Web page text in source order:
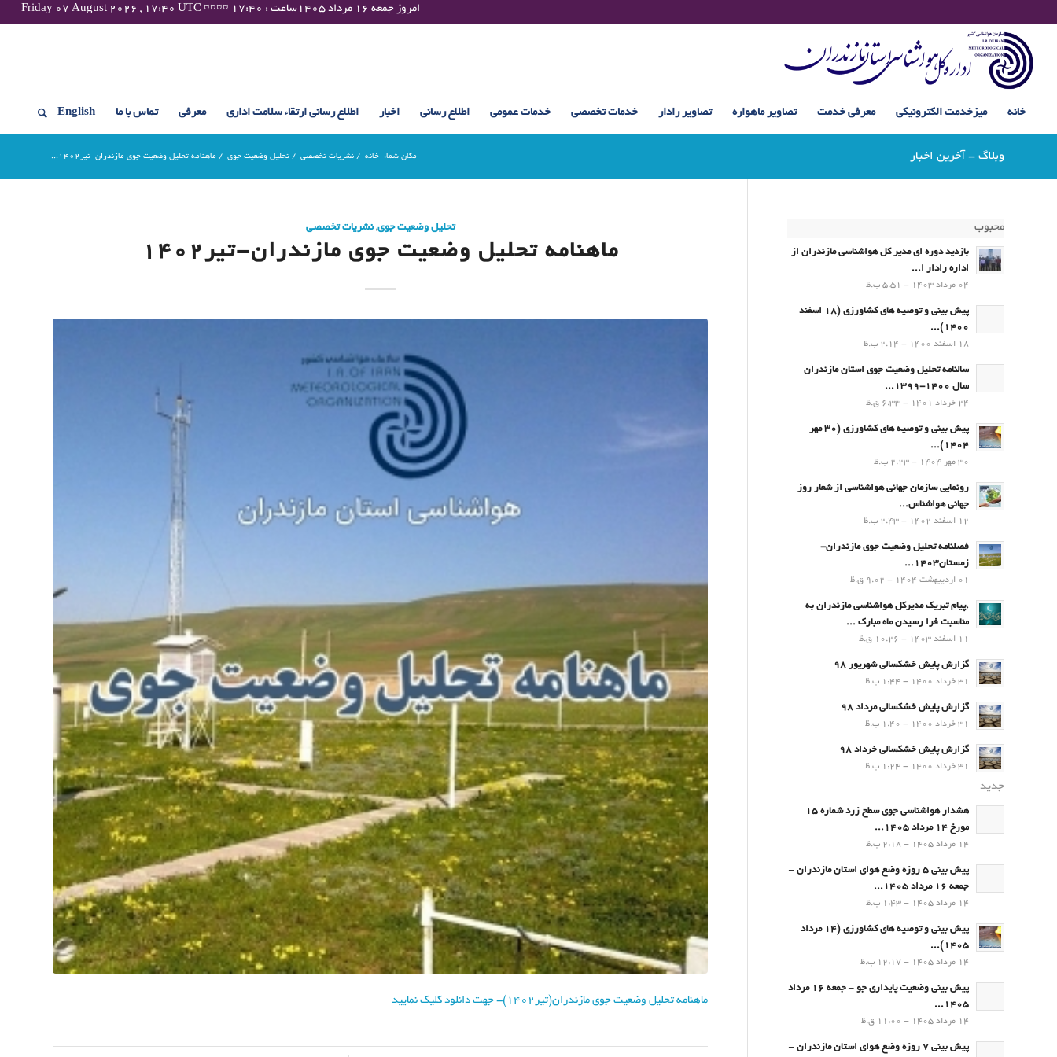
Friday 07 August 2026 , 17:40 UTC ¤¤¤¤ امروز جمعه ۱۶ مرداد ۱۴۰۵ساعت : ۱۷:۴۰
خانه میزخدمت الکترونیکی معرفی خدمت تصاویر ماهواره تصاویر رادار خدمات تخصصی خدمات عمومی اطلاع رسانی اخبار اطلاع رسانی ارتقاء سلامت اداری معرفی تماس با ما English
وبلاگ - آخرین اخبار مکان شما: خانه / نشریات تخصصی / تحلیل وضعیت جوی / ماهنامه تحلیل وضعیت جوی مازندران-تیر۱۴۰۲...
تحلیل وضعیت جوی,نشریات تخصصی
ماهنامه تحلیل وضعیت جوی مازندران-تیر۱۴۰۲
ماهنامه تحلیل وضعیت جوی مازندران(تیر۱۴۰۲)- جهت دانلود کلیک نمایید
محبوب
بازدید دوره ای مدیر کل هواشناسی مازندران از
اداره رادار ا...
04 مرداد 1403 - 5:51 ب.ظ
پیش بینی و توصیه های کشاورزی (18 اسفند
1400)...
18 اسفند 1400 - 2:14 ب.ظ
سالنامه تحلیل وضعیت جوی استان مازندران
سال 1400-1399...
24 خرداد 1401 - 6:33 ق.ظ
پیش بینی و توصیه های کشاورزی (30 مهر
۱۴۰۴)...
30 مهر 1404 - 2:23 ب.ظ
رونمایی سازمان جهانی هواشناسی از شعار روز
جهانی هواشناس...
12 اسفند 1402 - 2:43 ب.ظ
فصلنامه تحلیل وضعیت جوی مازندران-
زمستان۱۴۰۳...
01 اردیبهشت 1404 - 9:02 ق.ظ
.پيام تبريك مدیرکل هواشناسی مازندران به
مناسبت فرا رسيدن ماه مبارك ...
11 اسفند 1403 - 10:26 ق.ظ
گزارش پایش خشکسالی شهریور 98
31 خرداد 1400 - 1:44 ب.ظ
گزارش پایش خشکسالی مرداد 98
31 خرداد 1400 - 1:40 ب.ظ
گزارش پایش خشکسالی خرداد 98
31 خرداد 1400 - 1:24 ب.ظ
جدید
هشدار هواشناسی جوی سطح زرد شماره 15
مورخ 14 مرداد 1405...
14 مرداد 1405 - 2:18 ب.ظ
پیش بینی 5 روزه وضع هوای استان مازندران –
جمعه 16 مرداد 1405...
14 مرداد 1405 - 1:43 ب.ظ
پیش بینی و توصیه های کشاورزی (14 مرداد
۱۴۰۵)...
14 مرداد 1405 - 12:17 ب.ظ
پیش بینی وضعیت پایداری جو – جمعه 16 مرداد
1405...
14 مرداد 1405 - 11:00 ق.ظ
پیش بینی 7 روزه وضع هوای استان مازندران –